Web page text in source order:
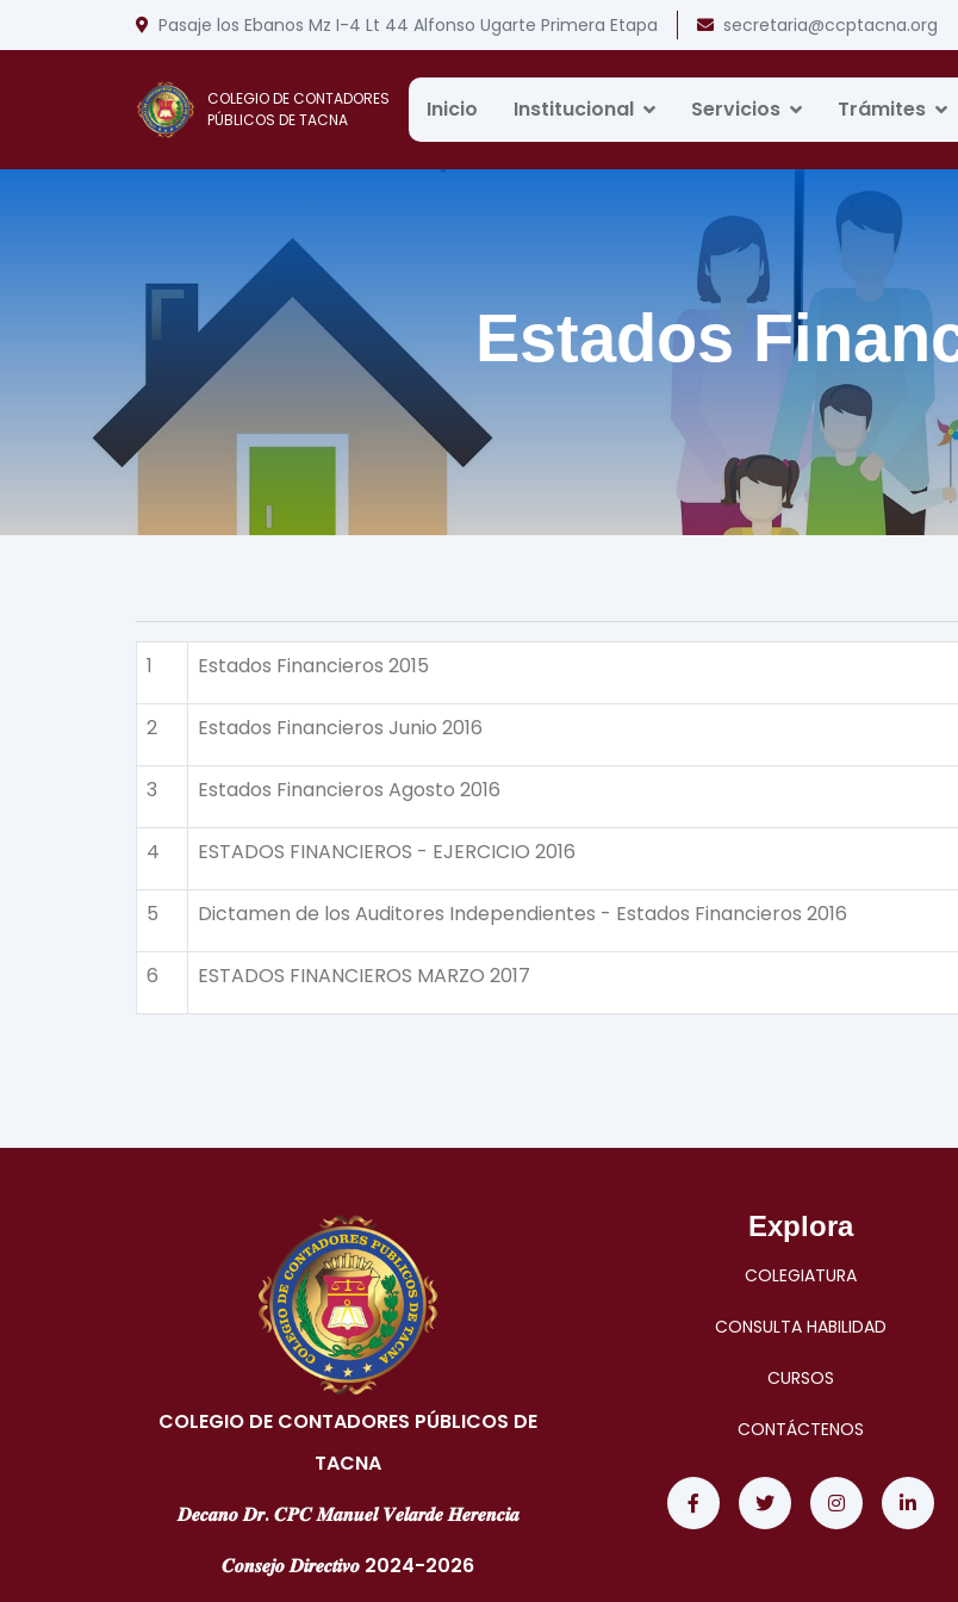
Pasaje los Ebanos Mz I-4 Lt 44 Alfonso Ugarte Primera Etapa secretaria@ccptacna.org
COLEGIO DE CONTADORES
PÚBLICOS DE TACNA
Inicio Institucional Servicios Trámites
Estados
1 Estados Financieros 2015
2 Estados Financieros Junio 2016
3 Estados Financieros Agosto 2016
4 ESTADOS FINANCIEROS - EJERCICIO 2016
5 Dictamen de los Auditores Independientes - Estados Financieros 2016
6 ESTADOS FINANCIEROS MARZO 2017
COLEGIO DE CONTADORES PÚBLICOS DE
TACNA
𝑫𝒆𝒄𝒂𝒏𝒐 𝑫𝒓. 𝑪𝑷𝑪 𝑴𝒂𝒏𝒖𝒆𝒍 𝑽𝒆𝒍𝒂𝒓𝒅𝒆 𝑯𝒆𝒓𝒆𝒏𝒄𝒊𝒂
𝑪𝒐𝒏𝒔𝒆𝒋𝒐 𝑫𝒊𝒓𝒆𝒄𝒕𝒊𝒗𝒐 2024-2026
Explora
COLEGIATURA
CONSULTA HABILIDAD
CURSOS
CONTÁCTENOS